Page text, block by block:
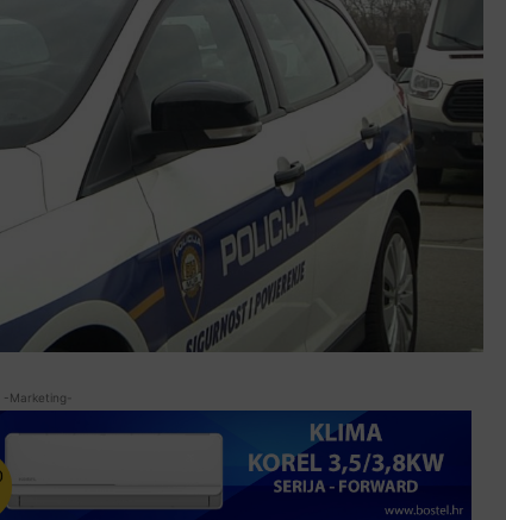
-Marketing-